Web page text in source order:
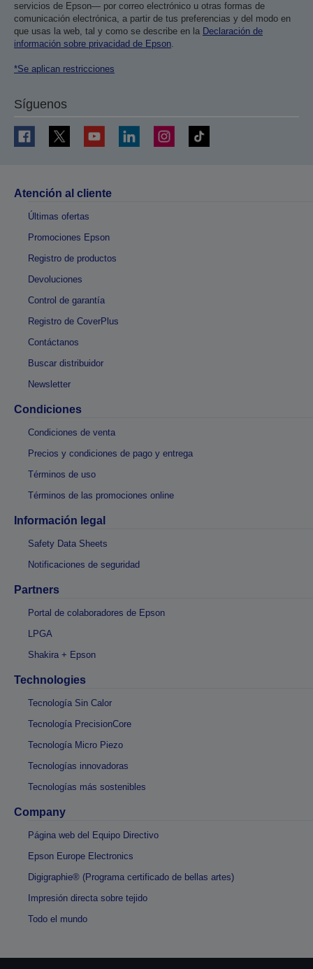
servicios de Epson— por correo electrónico u otras formas de
comunicación electrónica, a partir de tus preferencias y del modo en
que usas la web, tal y como se describe en la Declaración de
información sobre privacidad de Epson.
*Se aplican restricciones
Síguenos
Atención al cliente
Últimas ofertas
Promociones Epson
Registro de productos
Devoluciones
Control de garantía
Registro de CoverPlus
Contáctanos
Buscar distribuidor
Newsletter
Condiciones
Condiciones de venta
Precios y condiciones de pago y entrega
Términos de uso
Términos de las promociones online
Información legal
Safety Data Sheets
Notificaciones de seguridad
Partners
Portal de colaboradores de Epson
LPGA
Shakira + Epson
Technologies
Tecnología Sin Calor
Tecnología PrecisionCore
Tecnología Micro Piezo
Tecnologías innovadoras
Tecnologías más sostenibles
Company
Página web del Equipo Directivo
Epson Europe Electronics
Digigraphie® (Programa certificado de bellas artes)
Impresión directa sobre tejido
Todo el mundo